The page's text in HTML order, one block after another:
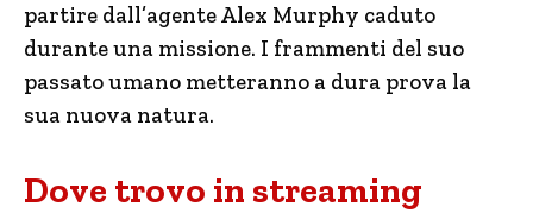
partire dall’agente Alex Murphy caduto
durante una missione. I frammenti del suo
passato umano metteranno a dura prova la
sua nuova natura.
Dove trovo in streaming